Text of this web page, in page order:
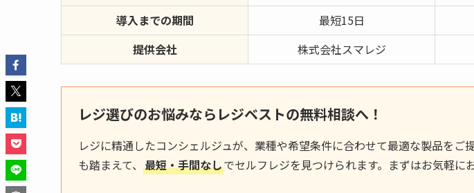
導入までの期間
最短15日
提供会社
株式会社スマレジ
レジ選びのお悩みならレジベストの無料相談へ！
レジに精通したコンシェルジュが、業種や希望条件に合わせて最適な製品をご
も踏まえて、 最短・手間なしでセルフレジを見つけられます。まずはお気軽に